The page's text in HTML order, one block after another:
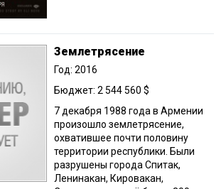
Землетрясение
Год: 2016
Бюджет: 2 544 560 $
7 декабря 1988 года в Армении
произошло землетрясение,
охватившее почти половину
территории республики. Были
разрушены города Спитак,
Ленинакан, Кировакан,